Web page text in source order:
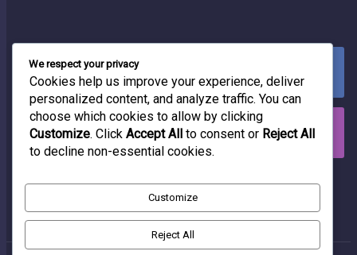
FACEBOOK
0LIKES
INSTAGRAM
0FOLLOWERS
RADIO
We respect your privacy
Cookies help us improve your experience, deliver
personalized content, and analyze traffic. You can
choose which cookies to allow by clicking
Customize. Click Accept All to consent or Reject All
to decline non-essential cookies.
Customize
Reject All